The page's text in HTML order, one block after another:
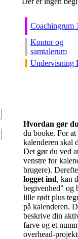
Coachingrum
Kontor og
samtalerum
Undervisning
Hvordan gør
du booke. For
kalenderen skal
Det gør du ved
venstre for
brugere).
logget ind, kan
begivenhed" og
lille rødt plus
på kalenderen.
beskrive din
farve og et
overhead-